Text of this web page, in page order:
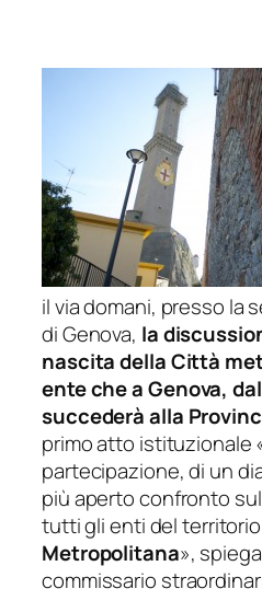
il via domani, presso la
di Genova, la
nascita della Città
ente che a Genova,
succederà alla
primo atto istituzionale
partecipazione, di un
più aperto confronto
tutti gli enti del territorio
Metropolitana»,
commissario